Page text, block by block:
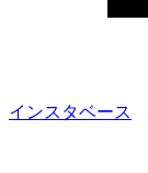
インスタベース